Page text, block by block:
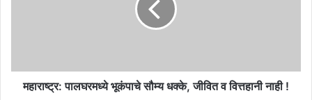
नाही
महाराष्ट्र: पालघरमध्ये भूकंपाचे सौम्य धक्के, जीवित व वित्तहानी नाही !